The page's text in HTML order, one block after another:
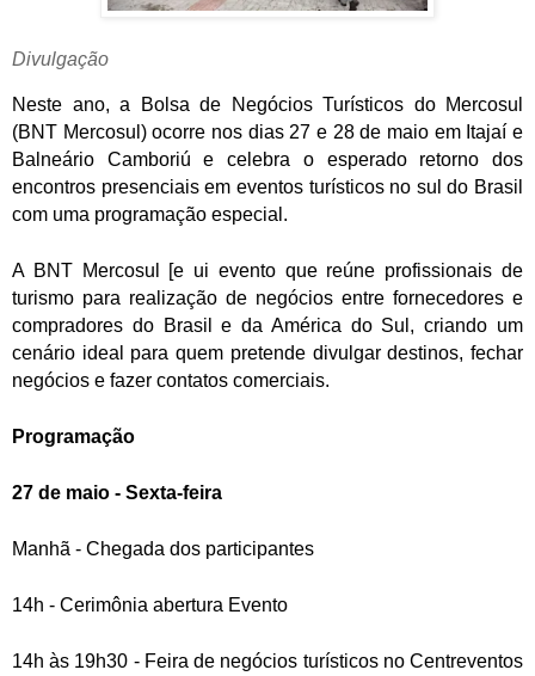
Divulgação
Neste ano, a Bolsa de Negócios Turísticos do Mercosul
(BNT Mercosul) ocorre nos dias 27 e 28 de maio em Itajaí e
Balneário Camboriú e celebra o esperado retorno dos
encontros presenciais em eventos turísticos no sul do Brasil
com uma programação especial.
A BNT Mercosul [e ui evento que reúne profissionais de
turismo para realização de negócios entre fornecedores e
compradores do Brasil e da América do Sul, criando um
cenário ideal para quem pretende divulgar destinos, fechar
negócios e fazer contatos comerciais.
Programação
27 de maio - Sexta-feira
Manhã - Chegada dos participantes
14h - Cerimônia abertura Evento
14h às 19h30 - Feira de negócios turísticos no Centreventos